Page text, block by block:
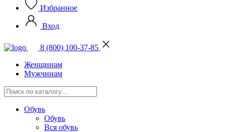
Избранное
Вход
8 (800) 100-37-85
Женщинам
Мужчинам
Обувь
Обувь
Вся обувь